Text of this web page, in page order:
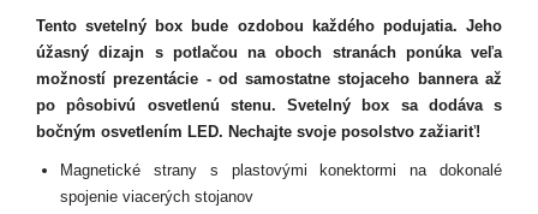
Tento svetelný box bude ozdobou každého podujatia. Jeho
úžasný dizajn s potlačou na oboch stranách ponúka veľa
možností prezentácie - od samostatne stojaceho bannera až
po pôsobivú osvetlenú stenu. Svetelný box sa dodáva s
bočným osvetlením LED. Nechajte svoje posolstvo zažiariť!
Magnetické strany s plastovými konektormi na dokonalé
spojenie viacerých stojanov